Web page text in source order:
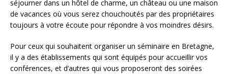
séjourner dans un hôtel de charme, un château ou une maison
de vacances où vous serez chouchoutés par des propriétaires
toujours à votre écoute pour répondre à vos moindres désirs.
Pour ceux qui souhaitent organiser un séminaire en Bretagne,
il y a des établissements qui sont équipés pour accueillir vos
conférences, et d’autres qui vous proposeront des soirées